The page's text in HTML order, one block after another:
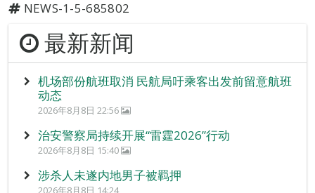
NEWS-1-5-685802
最新新闻
机场部份航班取消 民航局吁乘客出发前留意航班
动态
2026年8月8日 22:56
治安警察局持续开展“雷霆2026”行动
2026年8月8日 15:40
涉杀人未遂内地男子被羁押
2026年8月8日 14:24